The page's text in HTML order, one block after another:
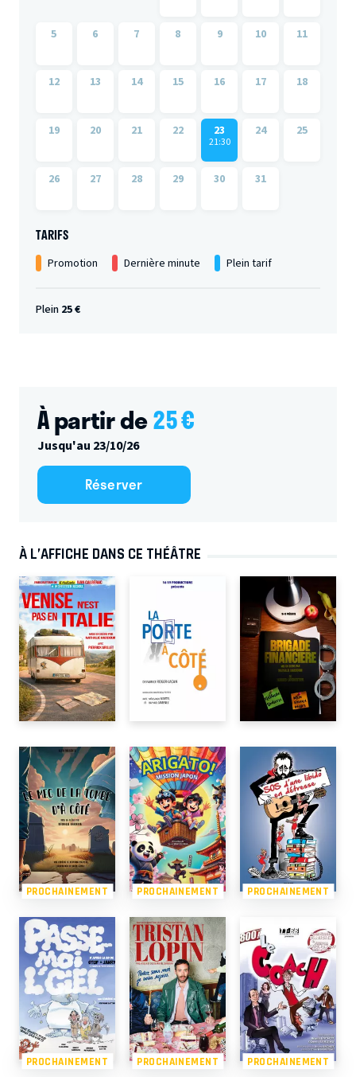
5 6 7 8 9 10 11
12 13 14 15 16 17 18
19 20 21 22 23
21:30
24 25
26 27 28 29 30 31
TARIFS
Promotion Dernière minute Plein tarif
Plein 25 €
À partir de25€
Jusqu'au 23/10/26
Réserver
À L’AFFICHE DANS CE THÉÂTRE
PROCHAINEMENT PROCHAINEMENT PROCHAINEMENT
PROCHAINEMENT PROCHAINEMENT PROCHAINEMENT